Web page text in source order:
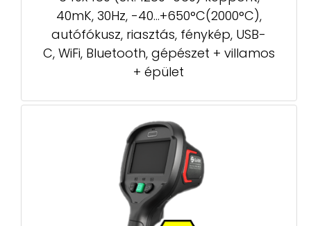
40mK, 30Hz, -40...+650°C(2000°C),
autófókusz, riasztás, fénykép, USB-
C, WiFi, Bluetooth, gépészet + villamos
+ épület